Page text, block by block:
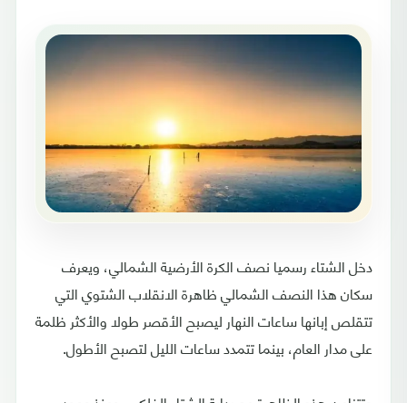
دخل الشتاء رسميا نصف الكرة الأرضية الشمالي، ويعرف
سكان هذا النصف الشمالي ظاهرة الانقلاب الشتوي التي
تتقلص إبانها ساعات النهار ليصبح الأقصر طولا والأكثر ظلمة
على مدار العام، بينما تتمدد ساعات الليل لتصبح الأطول.